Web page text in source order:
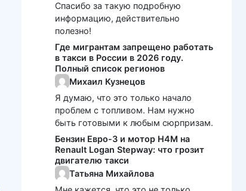
Спасибо за такую подробную
информацию, действительно
полезно!
Где мигрантам запрещено работать
в такси в России в 2026 году.
Полный список регионов
Михаил Кузнецов
Я думаю, что это только начало
проблем с топливом. Нам нужно
быть готовыми к любым сюрпризам.
Бензин Евро-3 и мотор H4M на
Renault Logan Stepway: что грозит
двигателю такси
Татьяна Михайлова